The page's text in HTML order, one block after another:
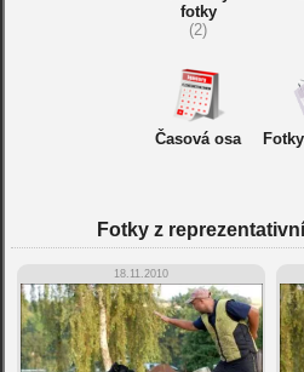
fotky
(2)
Časová osa
Fotky z
18.11.2010